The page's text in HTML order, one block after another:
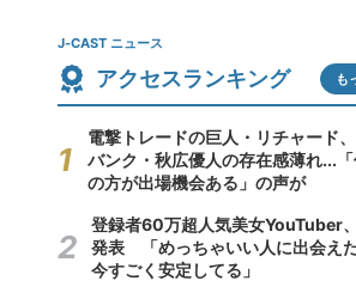
J-CAST ニュース
アクセスランキング も
電撃トレードの巨人・リチャード
バンク・秋広優人の存在感薄れ...
の方が出場機会ある」の声が
登録者60万超人気美女YouTuber
発表 「めっちゃいい人に出会え
今すごく安定してる」